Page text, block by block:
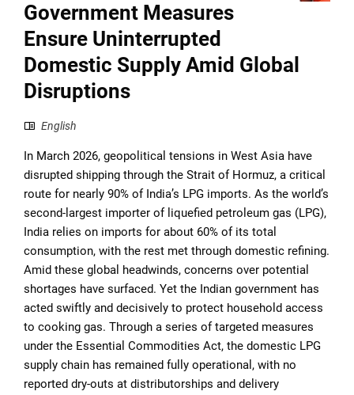
Government Measures
Ensure Uninterrupted
Domestic Supply Amid Global
Disruptions
English
In March 2026, geopolitical tensions in West Asia have
disrupted shipping through the Strait of Hormuz, a critical
route for nearly 90% of India’s LPG imports. As the world’s
second-largest importer of liquefied petroleum gas (LPG),
India relies on imports for about 60% of its total
consumption, with the rest met through domestic refining.
Amid these global headwinds, concerns over potential
shortages have surfaced. Yet the Indian government has
acted swiftly and decisively to protect household access
to cooking gas. Through a series of targeted measures
under the Essential Commodities Act, the domestic LPG
supply chain has remained fully operational, with no
reported dry-outs at distributorships and delivery